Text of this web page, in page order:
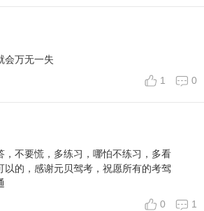
会万无一失
1
0
，不要慌，多练习，哪怕不练习，多看
以的，感谢元贝驾考，祝愿所有的考驾
0
1